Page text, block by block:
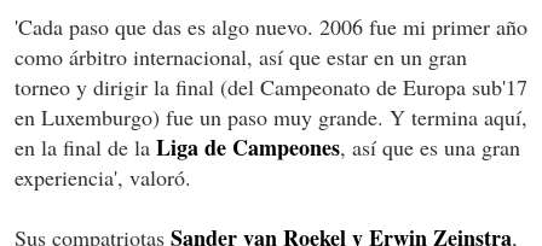
'Cada paso que das es algo nuevo. 2006 fue mi primer año
como árbitro internacional, así que estar en un gran
torneo y dirigir la final (del Campeonato de Europa sub'17
en Luxemburgo) fue un paso muy grande. Y termina aquí,
en la final de la Liga de Campeones, así que es una gran
experiencia', valoró.
Sus compatriotas Sander van Roekel y Erwin Zeinstra,